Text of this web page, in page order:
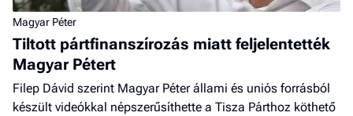
Magyar Péter
Tiltott pártfinanszírozás miatt feljelentették
Magyar Pétert
Filep Dávid szerint Magyar Péter állami és uniós forrásból
készült videókkal népszerűsíthette a Tisza Párthoz köthető